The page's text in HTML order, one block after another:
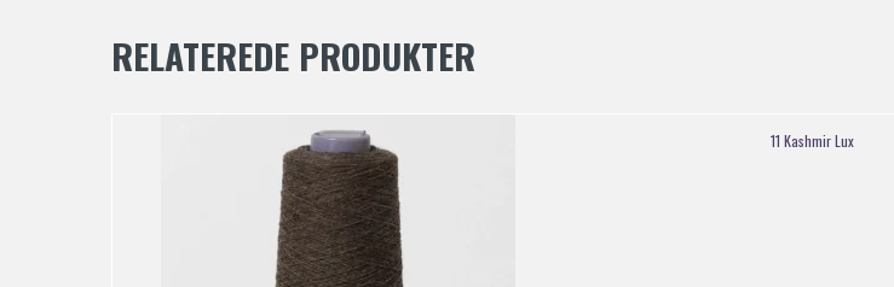
RELATEREDE PRODUKTER
11 Kashmir Lux